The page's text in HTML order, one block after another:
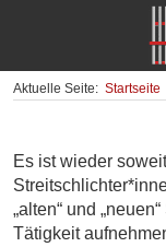
Aktuelle Seite: Startseite
Es ist wieder
„alten“ und
Tätigkeit